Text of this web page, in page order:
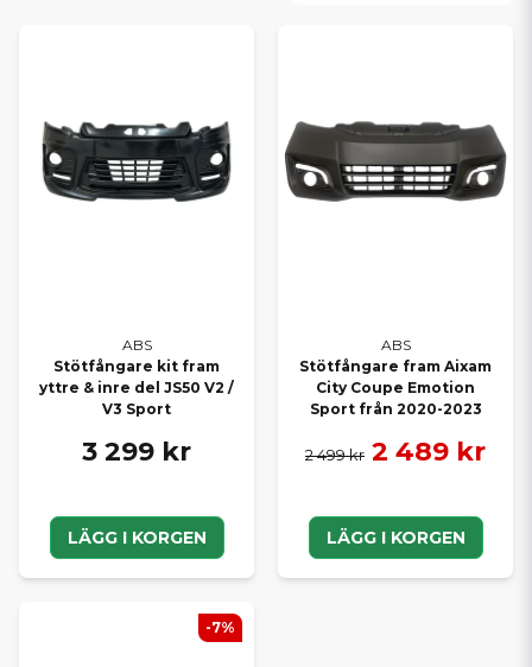
ABS
Stötfångare kit fram
yttre & inre del JS50 V2 /
V3 Sport
3 299 kr
LÄGG I KORGEN
ABS
Stötfångare fram Aixam
City Coupe Emotion
Sport från 2020-2023
2 499 kr 2 489 kr
LÄGG I KORGEN
-7%